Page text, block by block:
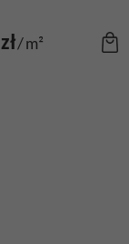
zł/m²